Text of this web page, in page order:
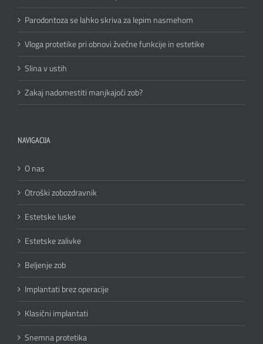
Parodontoza se lahko skriva za lepim nasmehom
Vloga protetike pri obnovi žvečne funkcije in estetike
Slina v ustih
Zakaj nadomestiti manjkajoči zob?
NAVIGACIJA
O nas
Otroški zobozdravnik
Estetske luske
Estetske zalivke
Beljenje zob
Implantati brez operacije
Klasični implantati
Snemna protetika